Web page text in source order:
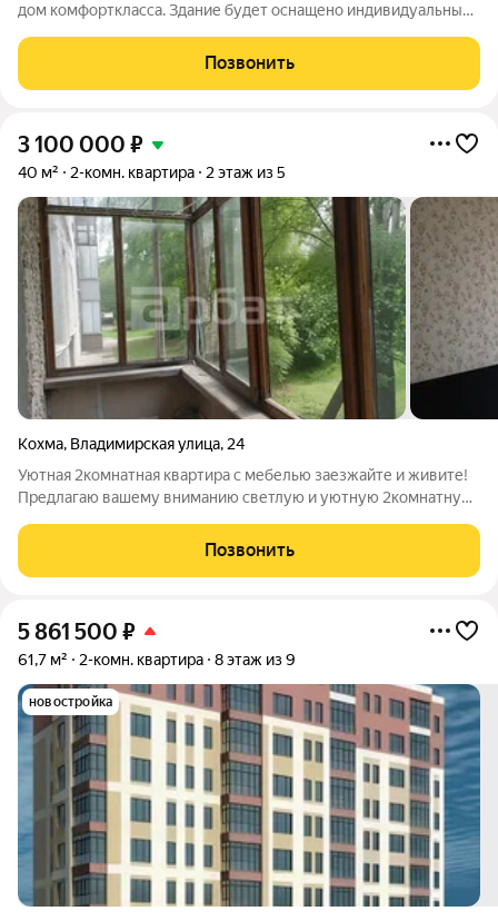
дом комфорткласса. Здание будет оснащено индивидуальным
евроформата с одной, двумя или тремя комнатами:
Позвонить
3 100 000 ₽
40 м² 2-комн. квартира 2 этаж из 5
Кохма, Владимирская улица, 24
Уютная 2комнатная квартира с мебелью заезжайте и живите!
Предлагаю вашему вниманию светлую и уютную 2комнатную
тех, кто хочет сразу заселиться или создать пространство
своей мечты с нуля!
Позвонить
5 861 500 ₽
61,7 м² 2-комн. квартира 8 этаж из 9
новостройка